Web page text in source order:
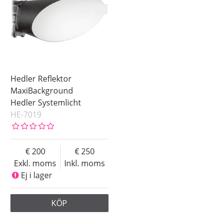
Hedler Reflektor
MaxiBackground
Hedler Systemlicht
HE-7019
Exkl. moms
200
Inkl. moms
250
Ej i lager
KÖP